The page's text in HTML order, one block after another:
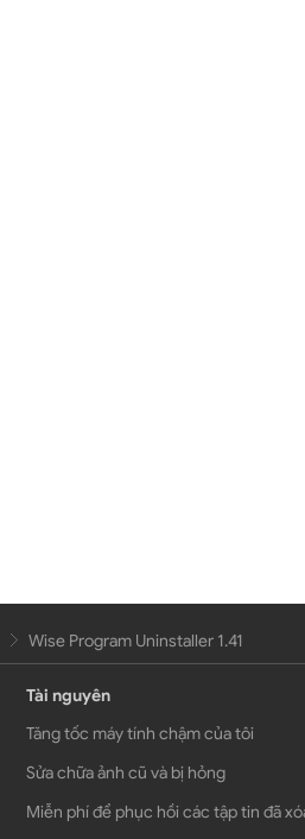
Wise Program Uninstaller 1.41
Tài nguyên
Tăng tốc máy tính chậm của tôi
Sửa chữa ảnh cũ và bị hỏng
Miễn phí để phục hồi các tập tin đã